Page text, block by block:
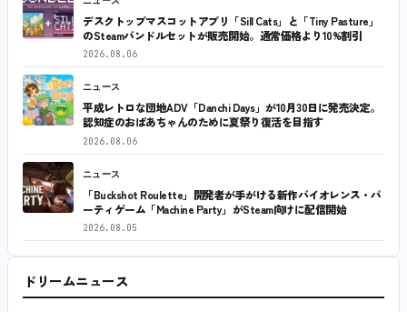
デスクトップマスコットアプリ「Sill Cats」と「Tiny Pasture」
のSteamバンドルセットが販売開始。通常価格より10%割引
2026.08.06
ニュース
平成レトロな団地ADV「Danchi Days」が10月30日に発売決定。
認知症のおばあちゃんのために夏祭り復活を目指す
2026.08.06
ニュース
「Buckshot Roulette」開発者が手がける新作バイオレンス・パ
ーティゲーム「Machine Party」がSteam向けに配信開始
2026.08.05
ドリームニュース